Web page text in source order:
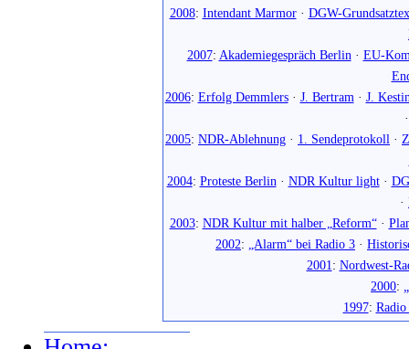
2008: Intendant Marmor· DGW-
2007: Akademiegespräch Berlin · EU-
2006: Erfolg Demmlers· J. Bertram · J.
2005: NDR-Ablehnung · 1. Sendeprotokoll ·
2004: Proteste Berlin · NDR Kultur light·
·
2003: NDR Kultur mit halber „Reform“·
2002: „Alarm“ bei Radio 3 ·
2001: Nordwest-
2000:
1997: